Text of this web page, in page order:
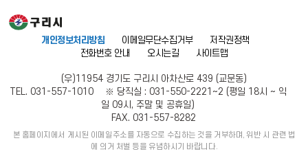
개인정보처리방침 이메일무단수집거부
저작권정책
전화번호 안내
오시는길 사이트맵
(우)11954 경기도 구리시 아차산로 439 (교문동)
TEL. 031-557-1010 ※ 당직실 : 031-550-2221~2 (평일 18시 ~ 익
일 09시, 주말 및 공휴일)
FAX. 031-557-8282
본 홈페이지에서 게시된 이메일주소를 자동으로 수집하는 것을 거부하며, 위반 시 관련 법
에 의거 처벌 등을 유념하시기 바랍니다.